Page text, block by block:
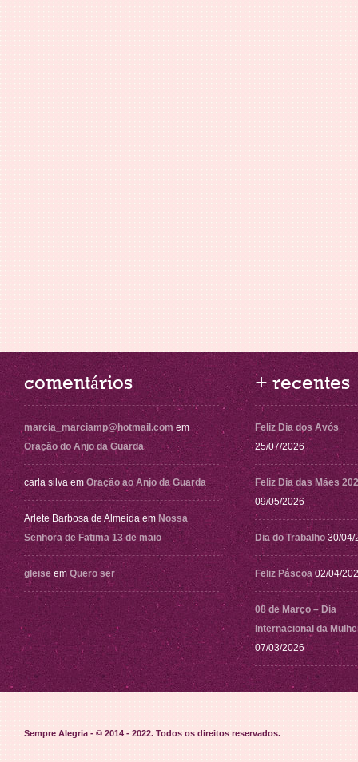
comentários
marcia_marciamp@hotmail.com em
Oração do Anjo da Guarda
carla silva em Oração ao Anjo da Guarda
Arlete Barbosa de Almeida em Nossa
Senhora de Fatima 13 de maio
gleise em Quero ser
+ recentes
Feliz Dia dos Avós
25/07/2026
Feliz Dia das Mães
09/05/2026
Dia do Trabalho 30/04/
Feliz Páscoa 02/04/
08 de Março – Dia
Internacional da
07/03/2026
Sempre Alegria - © 2014 - 2022. Todos os direitos reservados.